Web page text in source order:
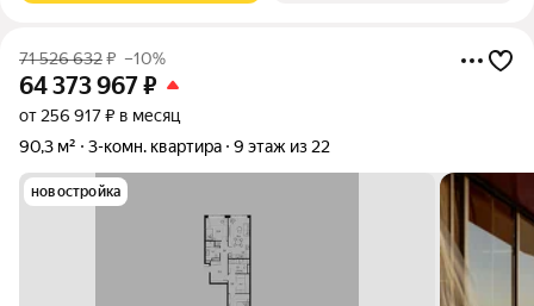
71 526 632₽ –10%
64 373 967₽
от 256 917 ₽ в месяц
90,3 м²
3-комн. квартира 9 этаж из 22
новостройка